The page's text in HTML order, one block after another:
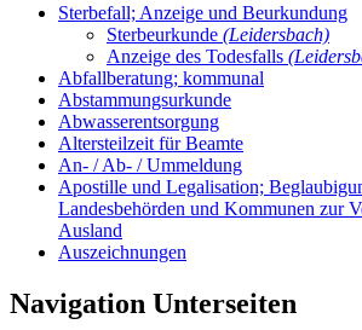
Sterbefall; Anzeige und Beurkundung
Sterbeurkunde (Leidersbach)
Anzeige des Todesfalls
Abfallberatung; kommunal
Abstammungsurkunde
Abwasserentsorgung
Altersteilzeit für Beamte
An- / Ab- / Ummeldung
Apostille und Legalisation;
Landesbehörden und Kommunen zur
Ausland
Auszeichnungen
Navigation Unterseiten